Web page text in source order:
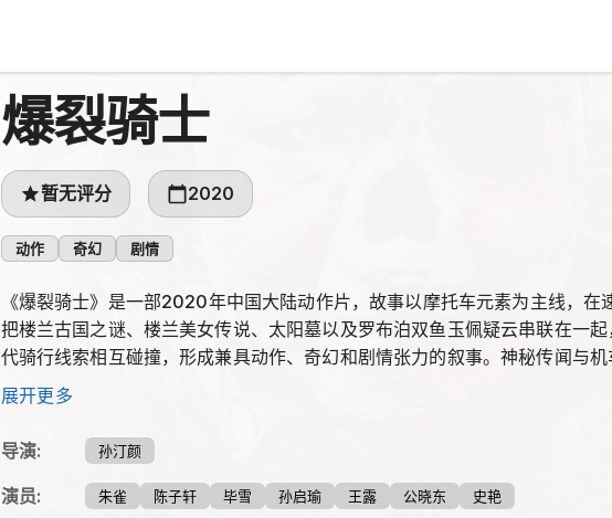
爆裂骑士
暂无评分 2020
动作 奇幻 剧情
《爆裂骑士》是一部2020年中国大陆动作片，故事以摩托车元素为主线，在
把楼兰古国之谜、楼兰美女传说、太阳墓以及罗布泊双鱼玉佩疑云串联在一
代骑行线索相互碰撞，形成兼具动作、奇幻和剧情张力的叙事。神秘传闻与
吸引力的看点。
展开更多
导演: 孙汀颜
演员: 朱雀 陈子轩 毕雪 孙启瑜 王露 公晓东 史艳